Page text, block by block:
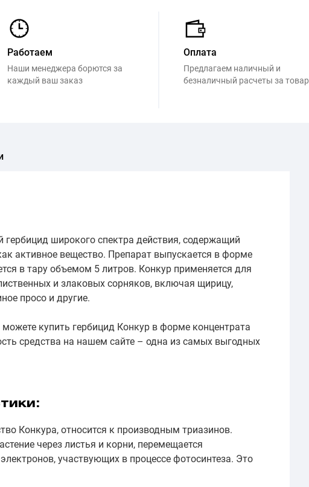
Работаем
Наши менеджера борются за
каждый ваш заказ
Оплата
Предлагаем наличный и
безналичный расчеты за товар
гербицид широкого спектра действия, содержащий
активное вещество. Препарат выпускается в форме
в тару объемом 5 литров. Конкур применяется для
и злаковых сорняков, включая щирицу,
просо и другие.
купить гербицид Конкур в форме концентрата
средства на нашем сайте – одна из самых выгодных
Конкура, относится к производным триазинов.
через листья и корни, перемещается
участвующих в процессе фотосинтеза. Это